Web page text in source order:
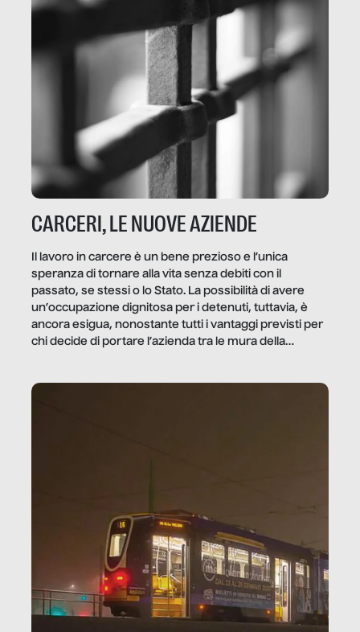
CARCERI, LE NUOVE AZIENDE
Il lavoro in carcere è un bene prezioso e l’unica
speranza di tornare alla vita senza debiti con il
passato, se stessi o lo Stato. La possibilità di avere
un’occupazione dignitosa per i detenuti, tuttavia, è
ancora esigua, nonostante tutti i vantaggi previsti per
chi decide di portare l’azienda tra le mura della